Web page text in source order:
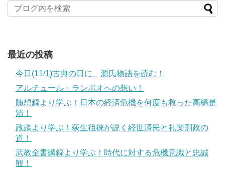
最近の投稿
今日(11/1)古典の日に、源氏物語を読む！
アルチュール・ランボオへの想い！
随想録より学ぶ！日本の経済危機を何度も救った高橋是
清！
政談より学ぶ！荻生徂徠が説く経世済民と礼楽刑政の
道！
武教全書講録より学ぶ！時代に対する危機意識と忠誠
観！